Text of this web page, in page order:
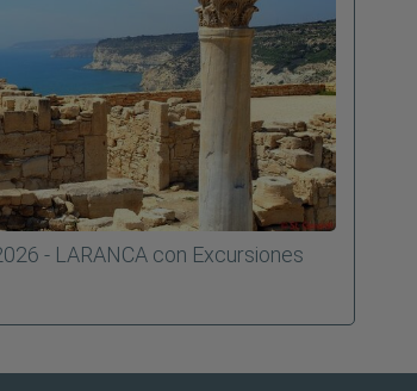
- LARANCA con Excursiones